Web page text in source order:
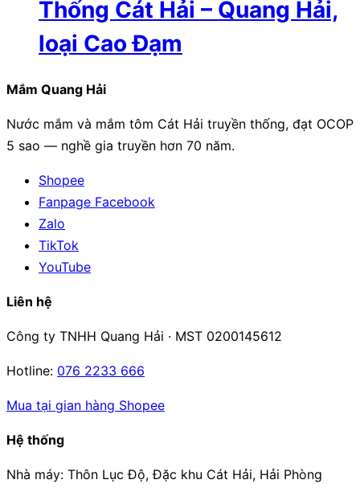
Thống Cát Hải – Quang Hải,
loại Cao Đạm
Mắm Quang Hải
Nước mắm và mắm tôm Cát Hải truyền thống, đạt OCOP
5 sao — nghề gia truyền hơn 70 năm.
Shopee
Fanpage Facebook
Zalo
TikTok
YouTube
Liên hệ
Công ty TNHH Quang Hải · MST 0200145612
Hotline: 076 2233 666
Mua tại gian hàng Shopee
Hệ thống
Nhà máy: Thôn Lục Độ, Đặc khu Cát Hải, Hải Phòng